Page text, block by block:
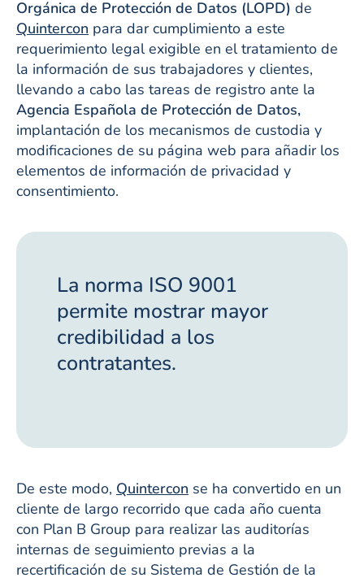
Orgánica de Protección de Datos (LOPD) de
Quintercon para dar cumplimiento a este
requerimiento legal exigible en el tratamiento de
la información de sus trabajadores y clientes,
llevando a cabo las tareas de registro ante la
Agencia Española de Protección de Datos,
implantación de los mecanismos de custodia y
modificaciones de su página web para añadir los
elementos de información de privacidad y
consentimiento.
La norma ISO 9001
permite mostrar mayor
credibilidad a los
contratantes.
De este modo, Quintercon se ha convertido en un
cliente de largo recorrido que cada año cuenta
con Plan B Group para realizar las auditorías
internas de seguimiento previas a la
recertificación de su Sistema de Gestión de la